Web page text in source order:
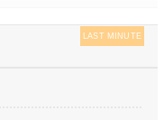
LAST MINUTE